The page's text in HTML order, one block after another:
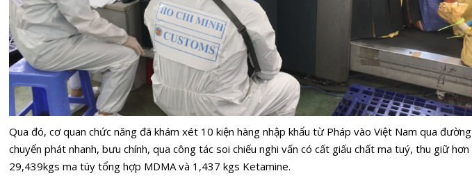
Qua đó, cơ quan chức năng đã khám xét 10 kiện hàng nhập khẩu từ Pháp vào Việt Nam qua đường
chuyển phát nhanh, bưu chính, qua công tác soi chiếu nghi vấn có cất giấu chất ma tuý, thu giữ hơn
29,439kgs ma túy tổng hợp MDMA và 1,437 kgs Ketamine.